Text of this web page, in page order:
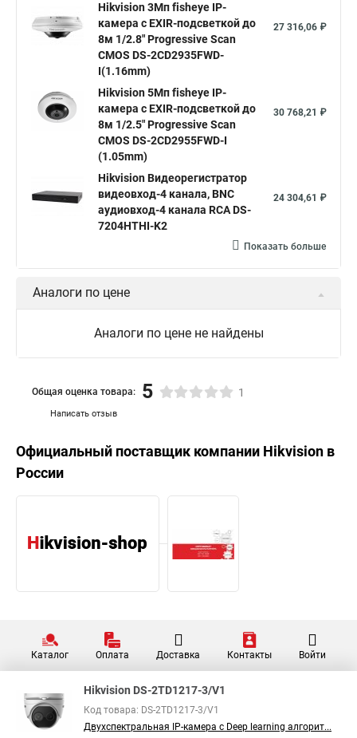
Уличная камера Hikvision ip camera
Hikvision поворотная камера Hikvision купольная
Нikvision микрофон Hikvision поворотная
Hikvision порты
Hikvision 3Мп fisheye IP-
камера c EXIR-подсветкой до
8м 1/2.8" Progressive Scan
CMOS DS-2CD2935FWD-
I(1.16mm)
27 316,06 ₽
Hikvision 5Мп fisheye IP-
камера c EXIR-подсветкой до
8м 1/2.5" Progressive Scan
CMOS DS-2CD2955FWD-I
(1.05mm)
30 768,21 ₽
Hikvision Видеорегистратор
видеовход-4 канала, BNC
аудиовход-4 канала RCA DS-
7204HTHI-K2
24 304,61 ₽
Показать больше
Аналоги по цене
Аналоги по цене не найдены
Написать отзыв
Общая оценка товара: 5 1
Официальный поставщик компании Hikvision в
России
Каталог Оплата Доставка Контакты Войти
Hikvision DS-2TD1217-3/V1
Код товара: DS-2TD1217-3/V1
Двухспектральная IP-камера с Deep learning алгорит...